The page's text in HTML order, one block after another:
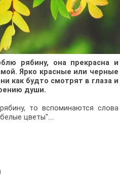
рябину, она прекрасна и
Ярко красные или черные
как будто смотрят в глаза и
души.
то вспоминаются слова
цветы"....